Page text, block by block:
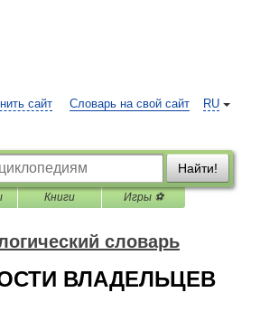
RU
сайт Словарь на свой сайт
Найти!
Книги Игры ⚽
словарь
ВЛАДЕЛЬЦЕВ